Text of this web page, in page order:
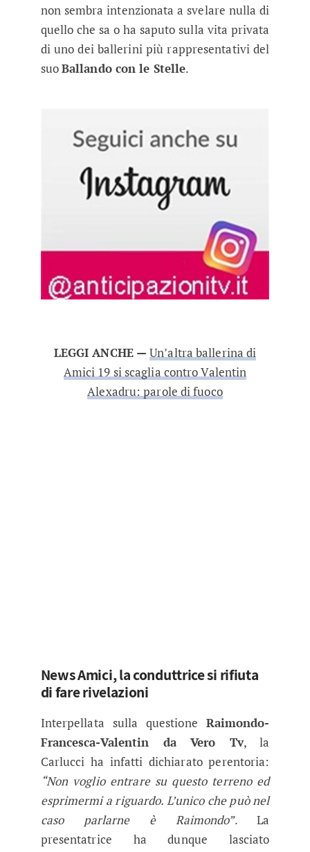
non sembra intenzionata a svelare nulla di
quello che sa o ha saputo sulla vita privata
di uno dei ballerini più rappresentativi del
suoBallando con le Stelle.
LEGGI ANCHE —Un’altra ballerina di
Amici 19 si scaglia contro Valentin
Alexadru: parole di fuoco
News Amici, la conduttrice si rifiuta
di fare rivelazioni
Interpellata sulla questione Raimondo-
Francesca-Valentin da Vero Tv, la
Carlucci ha infatti dichiarato perentoria:
“Non voglio entrare su questo terreno ed
esprimermi a riguardo. L’unico che può nel
caso parlarne è Raimondo”. La
presentatrice ha dunque lasciato